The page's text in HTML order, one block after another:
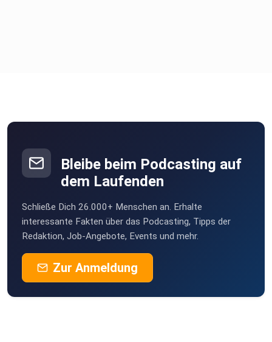
Bleibe beim Podcasting auf
dem Laufenden
Schließe Dich 26.000+ Menschen an. Erhalte
interessante Fakten über das Podcasting, Tipps der
Redaktion, Job-Angebote, Events und mehr.
Zur Anmeldung